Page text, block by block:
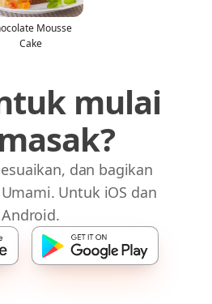
Mousse
Cake
mulai
dan bagikan
Untuk iOS dan
Android.